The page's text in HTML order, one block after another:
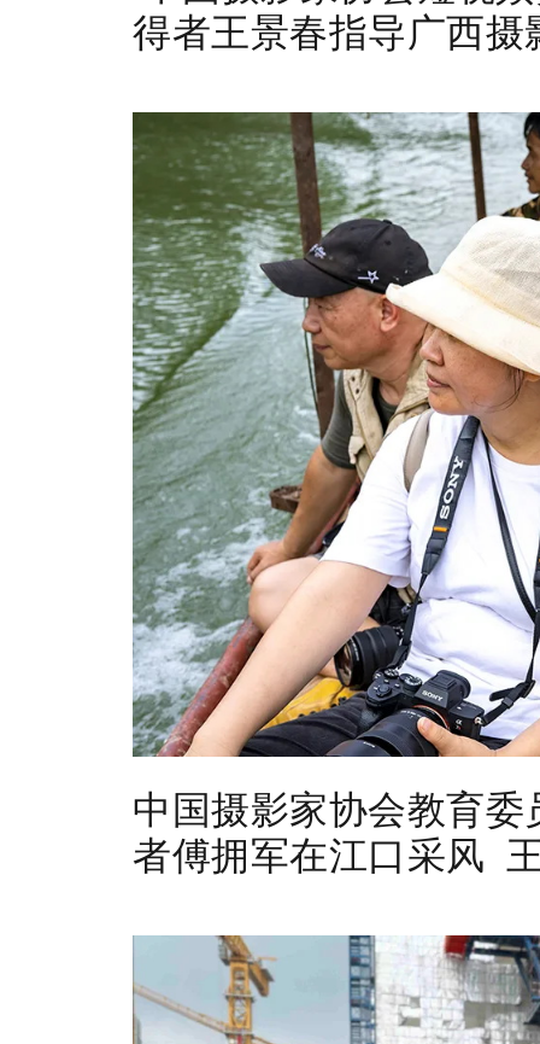
得者王景春指导广西
中国摄影家协会教育
者傅拥军在江口采风